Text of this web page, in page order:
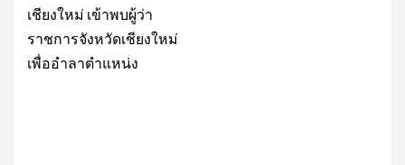
เชียงใหม่ เข้าพบผู้ว่า
ราชการจังหวัดเชียงใหม่
เพื่ออำลาตำแหน่ง